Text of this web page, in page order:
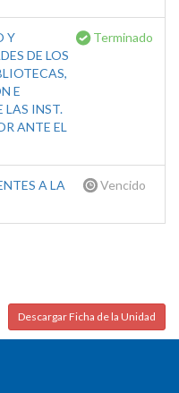
Y
DE LOS
E
LAS INST.
ANTE EL
Terminado
A LA
Vencido
Descargar Ficha de la Unidad